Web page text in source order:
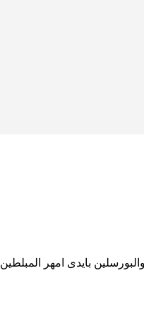
بايدى امهر المبلطين